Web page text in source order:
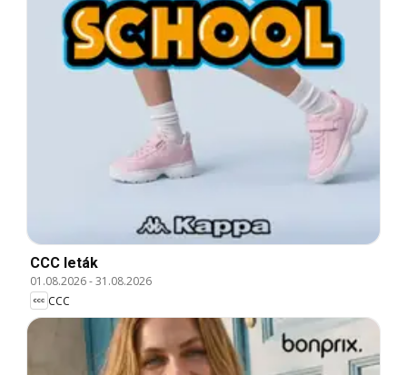
CCC leták
01.08.2026-31.08.2026
CCC